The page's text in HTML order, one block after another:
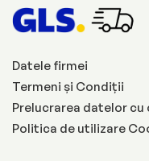
Datele firmei
Termeni și Condiții
Prelucrarea datelor
Politica de utilizare